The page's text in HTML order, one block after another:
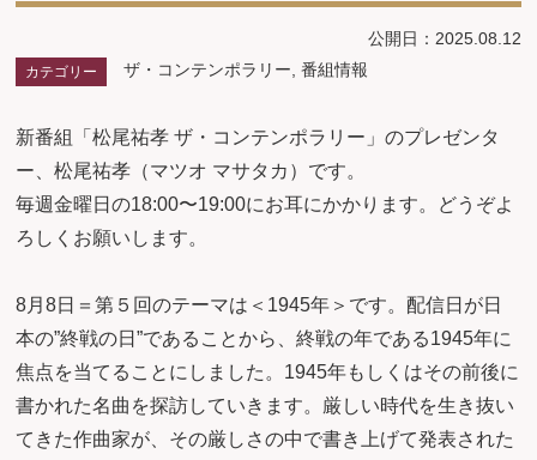
公開日：2025.08.12
カテゴリー ザ・コンテンポラリー ,番組情報
新番組「松尾祐孝 ザ・コンテンポラリー」のプレゼンタ
ー、松尾祐孝（マツオ マサタカ）です。
毎週金曜日の18:00〜19:00にお耳にかかります。どうぞよ
ろしくお願いします。
8月8日＝第５回のテーマは＜1945年＞です。配信日が日
本の”終戦の日”であることから、終戦の年である1945年に
焦点を当てることにしました。1945年もしくはその前後に
書かれた名曲を探訪していきます。厳しい時代を生き抜い
てきた作曲家が、その厳しさの中で書き上げて発表された